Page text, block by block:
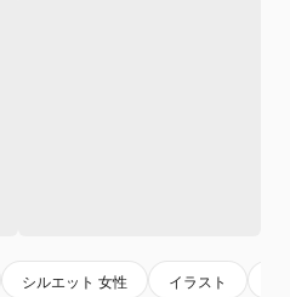
シルエット 女性 イラスト